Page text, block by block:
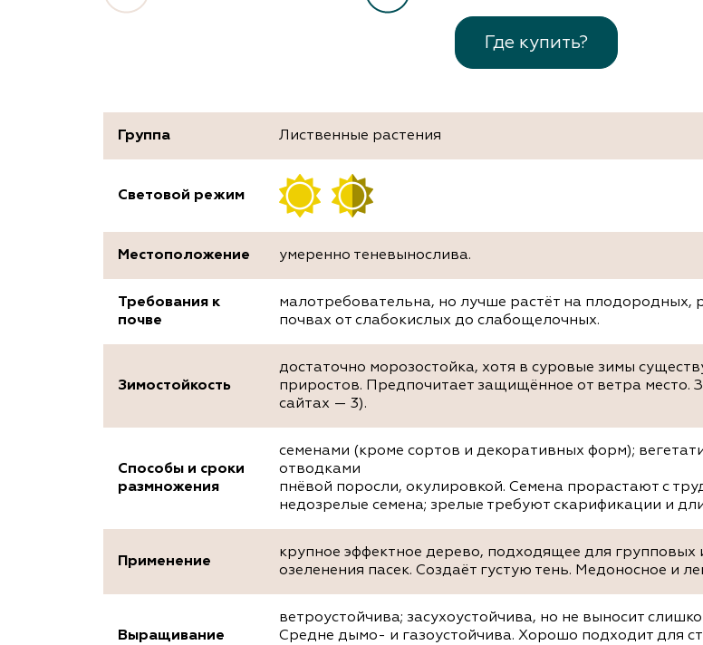
Где купить?
Группа Лиственные растения
Световой режим
Местоположение умеренно теневынослива.
Требования к
почве
малотребовательна, но лучше растёт на плодородных,
почвах от слабокислых до слабощелочных.
Зимостойкость
достаточно морозостойка, хотя в суровые зимы
приростов. Предпочитает защищённое от ветра место.
сайтах — 3).
Способы и сроки
размножения
семенами (кроме сортов и декоративных форм);
отводками
пнёвой поросли, окулировкой. Семена прорастают с
недозрелые семена; зрелые требуют скарификации и
Применение
крупное эффектное дерево, подходящее для
озеленения пасек. Создаёт густую тень. Медоносное и
Выращивание
ветроустойчива; засухоустойчива, но не выносит
Средне дымо- и газоустойчива. Хорошо подходит для